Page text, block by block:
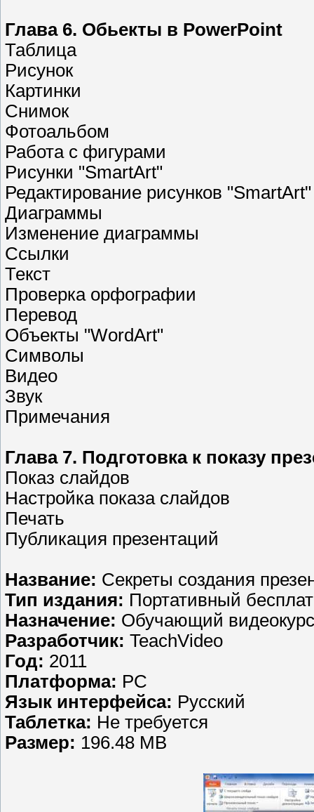
Глава 6. Обьекты в PowerPoint
Таблица
Рисунок
Картинки
Снимок
Фотоальбом
Работа с фигурами
Рисунки "SmartArt"
Редактирование рисунков "SmartArt"
Диаграммы
Изменение диаграммы
Ссылки
Текст
Проверка орфографии
Перевод
Объекты "WordArt"
Символы
Видео
Звук
Примечания
Глава 7. Подготовка к показу
Показ слайдов
Настройка показа слайдов
Печать
Публикация презентаций
Название: Секреты создания
Тип издания: Портативный
Назначение: Обучающий видеокурс
Разработчик: TeachVideo
Год: 2011
Платформа: PC
Язык интерфейса: Русский
Таблетка: Не требуется
Размер: 196.48 MB